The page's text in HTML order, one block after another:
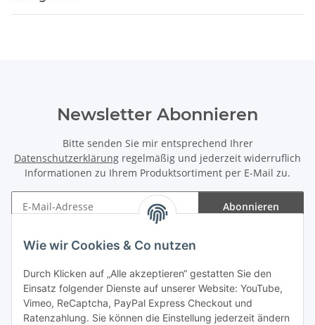
Wie wir Cookies & Co nutzen
Durch Klicken auf „Alle akzeptieren“ gestatten Sie den
Einsatz folgender Dienste auf unserer Website: YouTube,
Vimeo, ReCaptcha, PayPal Express Checkout und
Ratenzahlung. Sie können die Einstellung jederzeit ändern
Newsletter Abonnieren
Bitte senden Sie mir entsprechend Ihrer
Datenschutzerklärung regelmäßig und jederzeit widerruflich
Informationen zu Ihrem Produktsortiment per E-Mail zu.
Abonnieren
Gesetzliche Informationen